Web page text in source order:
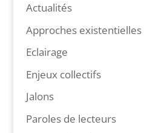
Actualités
Approches existentielles
Eclairage
Enjeux collectifs
Jalons
Paroles de lecteurs